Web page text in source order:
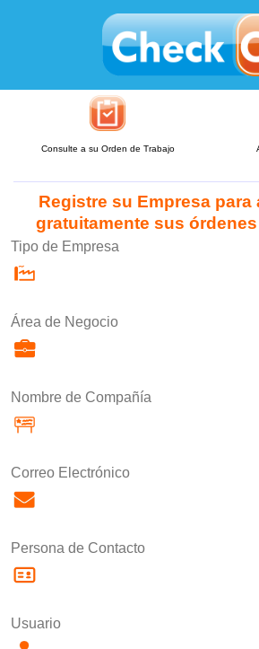
Consulte a su Orden de Trabajo
Registre su Empresa para
gratuitamente sus
Tipo de Empresa
Área de Negocio
Nombre de Compañía
Correo Electrónico
Persona de Contacto
Usuario